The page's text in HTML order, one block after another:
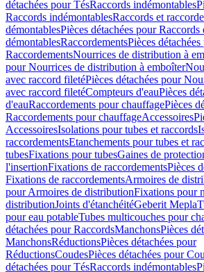
détachées pour TésRaccords indémontables
Raccords indémontablesRaccords et
démontablesPièces détachées pour Raccords
démontablesRaccordementsPièces
RaccordementsNourrices de distribution à
pour Nourrices de distribution à emboîter
avec raccord filetéPièces détachées pour
avec raccord filetéCompteurs d'eauPièces
d'eauRaccordements pour chauffagePièces
Raccordements pour chauffageAccessoires
AccessoiresIsolations pour tubes et raccords
raccordementsEtanchements pour tubes et
tubesFixations pour tubesGaines de
l'insertionFixations de raccordementsPièces
Fixations de raccordementsArmoires de
pour Armoires de distributionFixations pour
distributionJoints d'étanchéitéGeberit Mepla
pour eau potableTubes multicouches pour
détachées pour RaccordsManchonsPièces
ManchonsRéductionsPièces détachées pour
RéductionsCoudesPièces détachées pour
détachées pour TésRaccords indémontables